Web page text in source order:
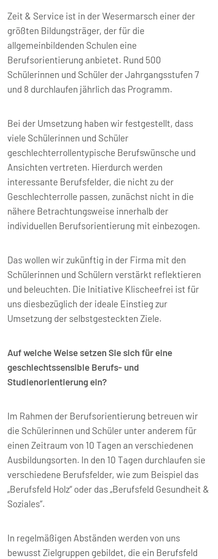
Zeit & Service ist in der Wesermarsch einer der
größten Bildungsträger, der für die
allgemeinbildenden Schulen eine
Berufsorientierung anbietet. Rund 500
Schülerinnen und Schüler der Jahrgangsstufen 7
und 8 durchlaufen jährlich das Programm.
Bei der Umsetzung haben wir festgestellt, dass
viele Schülerinnen und Schüler
geschlechterrollentypische Berufswünsche und
Ansichten vertreten. Hierdurch werden
interessante Berufsfelder, die nicht zu der
Geschlechterrolle passen, zunächst nicht in die
nähere Betrachtungsweise innerhalb der
individuellen Berufsorientierung mit einbezogen.
Das wollen wir zukünftig in der Firma mit den
Schülerinnen und Schülern verstärkt reflektieren
und beleuchten. Die Initiative Klischeefrei ist für
uns diesbezüglich der ideale Einstieg zur
Umsetzung der selbstgesteckten Ziele.
Auf welche Weise setzen Sie sich für eine
geschlechtssensible Berufs- und
Studienorientierung ein?
Im Rahmen der Berufsorientierung betreuen wir
die Schülerinnen und Schüler unter anderem für
einen Zeitraum von 10 Tagen an verschiedenen
Ausbildungsorten. In den 10 Tagen durchlaufen sie
verschiedene Berufsfelder, wie zum Beispiel das
„Berufsfeld Holz“ oder das „Berufsfeld Gesundheit &
Soziales“.
In regelmäßigen Abständen werden von uns
bewusst Zielgruppen gebildet, die ein Berufsfeld